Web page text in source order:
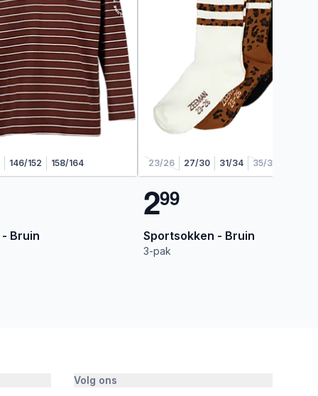
146/152 158/164
Bruin
23/26 27/30 31/34 35/38
299
Sportsokken - Bruin
3-pak
Volg ons